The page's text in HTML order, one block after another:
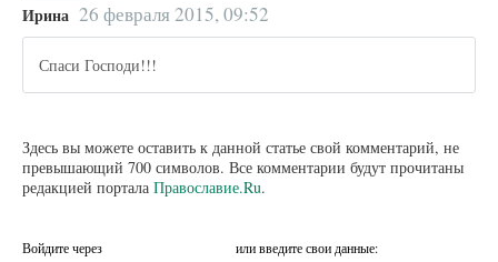
Ирина 26 февраля 2015, 09:52
Спаси Господи!!!
Здесь вы можете оставить к данной статье свой комментарий, не
превышающий 700 символов. Все комментарии будут прочитаны
редакцией портала Православие.Ru.
Войдите через или введите свои данные: